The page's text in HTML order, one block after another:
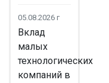
05.08.2026 г
Вклад
малых
технологических
компаний в